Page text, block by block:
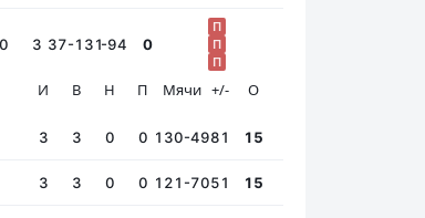
0 3 37-131-94 0
П
П
П
И В Н П Мячи +/- О
3 3 0 0 130-4981 15
3 3 0 0 121-7051 15